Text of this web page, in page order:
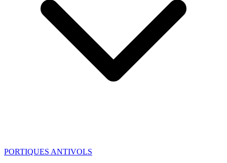
PORTIQUES ANTIVOLS